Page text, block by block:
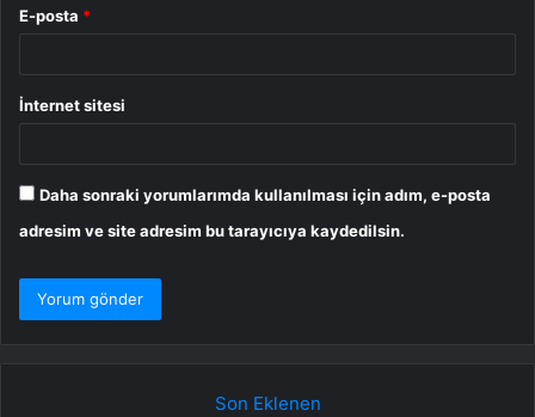
E-posta *
İnternet sitesi
Daha sonraki yorumlarımda kullanılması için adım, e-posta
adresim ve site adresim bu tarayıcıya kaydedilsin.
Son Eklenen